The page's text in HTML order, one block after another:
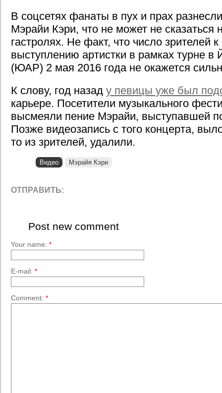
В соцсетях фанаты в пух и прах
Мэрайи Кэри, что не может не сказаться
гастролях. Не факт, что число зрителей
выступлению артистки в рамках турне в
(ЮАР) 2 мая 2016 года не окажется
К слову, год назад у певицы уже был
карьере. Посетители музыкального
высмеяли пение Мэрайи, выступавшей
Позже видеозапись с того концерта,
то из зрителей, удалили.
Видео Мэрайя Кэри
ОТПРАВИТЬ:
Post new comment
Your name: *
E-mail: *
Comment: *